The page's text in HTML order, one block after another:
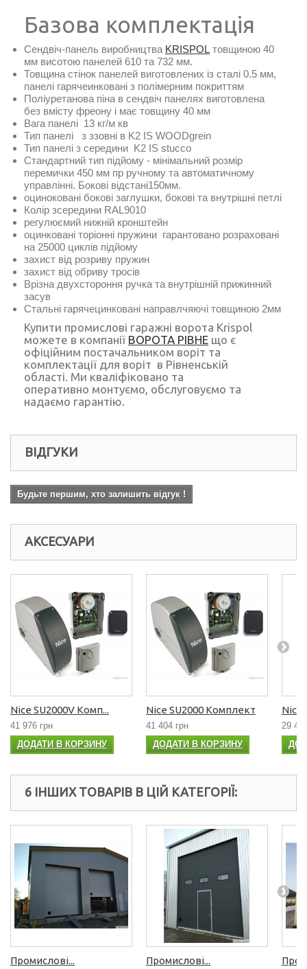
Базова комплектація
Сендвіч-панель виробництва KRISPOL товщиною 40
мм висотою панелей 610 та 732 мм.
Товщина стінок панелей виготовлених із сталі 0.5 мм,
панелі гарячеинковані з полімерним покриттям
Поліуретанова піна в сендвіч панелях виготовлена
без вмісту фреону і має товщину 40 мм
Вага панелі 13 кг/м кв
Тип панелі з ззовні в K2 IS WOODgrein
Тип панелі з середини K2 IS stucco
Стандартний тип підйому - мінімальний розмір
перемички 450 мм пр ручному та автоматичному
управлінні. Бокові відстані150мм.
оциноковані бокові заглушки, бокові та внутрішні петлі
Колір зсередини RAL9010
регулюємий нижній кронштейн
оцинковані торіонні пружини гарантовано розраховані
на 25000 циклів підйому
захист від розриву пружин
захист від обриву тросів
Врізна двухстороння ручка та внутрішній прижинний
засув
Стальні гарячецинковані направлчяючі товщиною 2мм
Купити промислові гаражні ворота Krispol
можете в компанії ВОРОТА РІВНЕ що є
офіційним постачальником воріт та
комплектації для воріт в Рівненській
області. Ми кваліфіковано та
оперативно монтуємо, обслуговуємо та
надаємо гарантію.
ВІДГУКИ
Будьте першим, хто залишить відгук !
АКСЕСУАРИ
Nice SU2000V Комп...
41 976 грн
ДОДАТИ В КОРЗИНУ
Nice SU2000 Комплект
41 404 грн
ДОДАТИ В КОРЗИНУ
Nice
29
6 ІНШИХ ТОВАРІВ В ЦІЙ КАТЕГОРІЇ:
Промислові... Промислові...